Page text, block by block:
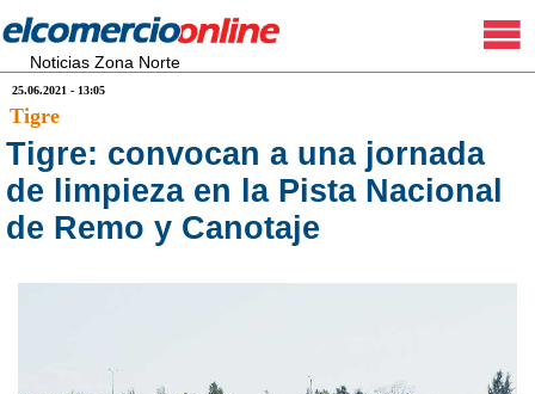
Noticias Zona Norte
25.06.2021 - 13:05
Tigre
Tigre: convocan a una jornada
de limpieza en la Pista Nacional
de Remo y Canotaje